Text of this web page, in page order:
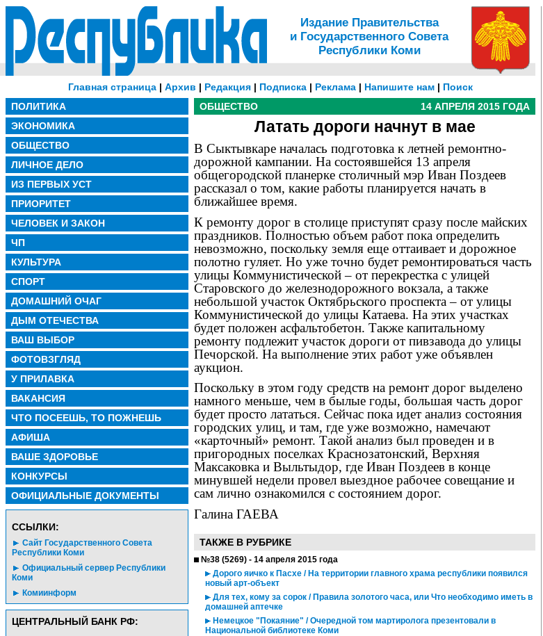
Издание Правительства
и Государственного Совета
Республики Коми
Главная страница | Архив | Редакция | Подписка | Реклама | Напишите нам | Поиск
ПОЛИТИКА
ЭКОНОМИКА
ОБЩЕСТВО
ЛИЧНОЕ ДЕЛО
ИЗ ПЕРВЫХ УСТ
ПРИОРИТЕТ
ЧЕЛОВЕК И ЗАКОН
ЧП
КУЛЬТУРА
СПОРТ
ДОМАШНИЙ ОЧАГ
ДЫМ ОТЕЧЕСТВА
ВАШ ВЫБОР
ФОТОВЗГЛЯД
У ПРИЛАВКА
ВАКАНСИЯ
ЧТО ПОСЕЕШЬ, ТО ПОЖНЕШЬ
АФИША
ВАШЕ ЗДОРОВЬЕ
КОНКУРСЫ
ОФИЦИАЛЬНЫЕ ДОКУМЕНТЫ
CСЫЛКИ:
Сайт Государственного Совета
Республики Коми
Официальный сервер Республики
Коми
Комиинформ
ЦЕНТРАЛЬНЫЙ БАНК РФ:
ОБЩЕСТВО 14 АПРЕЛЯ 2015 ГОДА
Латать дороги начнут в мае
В Сыктывкаре началась подготовка к летней ремонтно-
дорожной кампании. На состоявшейся 13 апреля
общегородской планерке столичный мэр Иван Поздеев
рассказал о том, какие работы планируется начать в
ближайшее время.
К ремонту дорог в столице приступят сразу после майских
праздников. Полностью объем работ пока определить
невозможно, поскольку земля еще оттаивает и дорожное
полотно гуляет. Но уже точно будет ремонтироваться часть
улицы Коммунистической – от перекрестка с улицей
Старовского до железнодорожного вокзала, а также
небольшой участок Октябрьского проспекта – от улицы
Коммунистической до улицы Катаева. На этих участках
будет положен асфальтобетон. Также капитальному
ремонту подлежит участок дороги от пивзавода до улицы
Печорской. На выполнение этих работ уже объявлен
аукцион.
Поскольку в этом году средств на ремонт дорог выделено
намного меньше, чем в былые годы, большая часть дорог
будет просто лататься. Сейчас пока идет анализ состояния
городских улиц, и там, где уже возможно, намечают
«карточный» ремонт. Такой анализ был проведен и в
пригородных поселках Краснозатонский, Верхняя
Максаковка и Выльтыдор, где Иван Поздеев в конце
минувшей недели провел выездное рабочее совещание и
сам лично ознакомился с состоянием дорог.
Галина ГАЕВА
ТАКЖЕ В РУБРИКЕ
№38 (5269) - 14 апреля 2015 года
Дорого яичко к Пасхе / На территории главного храма республики появился
новый арт-объект
Для тех, кому за сорок / Правила золотого часа, или Что необходимо иметь в
домашней аптечке
Немецкое "Покаяние" / Очередной том мартиролога презентовали в
Национальной библиотеке Коми